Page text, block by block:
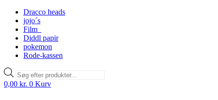
Dracco heads
jojo´s
Film
Diddl papir
pokemon
Rode-kassen
Products
search
0,00 kr. 0 Kurv